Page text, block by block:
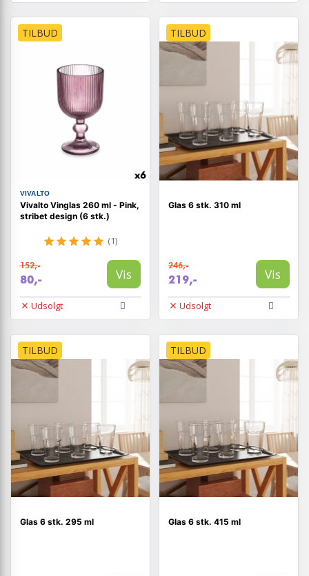
TILBUD
VIVALTO
Vivalto Vinglas 260 ml - Pink,
stribet design (6 stk.)
(1)
152,-
80,- Vis
Udsolgt
TILBUD
Glas 6 stk. 310 ml
246,-
219,- Vis
Udsolgt
TILBUD
Glas 6 stk. 295 ml
TILBUD
Glas 6 stk. 415 ml